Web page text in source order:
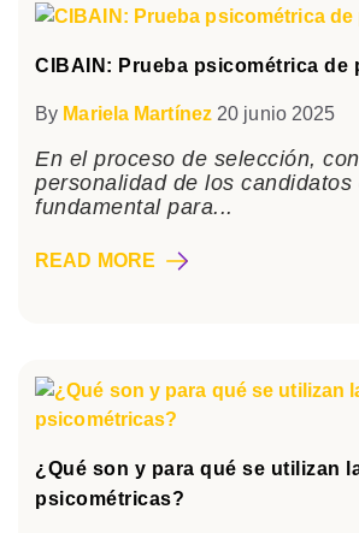
CIBAIN: Prueba psicométrica de
By Mariela Martínez 20 junio 2025
En el proceso de selección,
personalidad de los candidatos
fundamental para...
READ MORE
¿Qué son y para qué se utilizan
psicométricas?